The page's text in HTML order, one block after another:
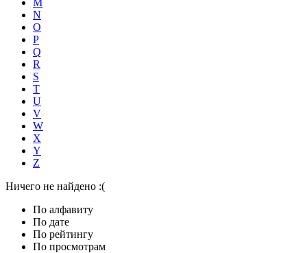
M
N
O
P
Q
R
S
T
U
V
W
X
Y
Z
Ничего не найдено :(
По алфавиту
По дате
По рейтингу
По просмотрам